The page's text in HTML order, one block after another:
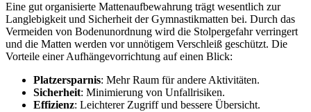
Eine gut organisierte Mattenaufbewahrung trägt wesentlich zur
Langlebigkeit und Sicherheit der Gymnastikmatten bei. Durch das
Vermeiden von Bodenunordnung wird die Stolpergefahr verringert
und die Matten werden vor unnötigem Verschleiß geschützt. Die
Vorteile einer Aufhängevorrichtung auf einen Blick:
Platzersparnis: Mehr Raum für andere Aktivitäten.
Sicherheit: Minimierung von Unfallrisiken.
Effizienz: Leichterer Zugriff und bessere Übersicht.